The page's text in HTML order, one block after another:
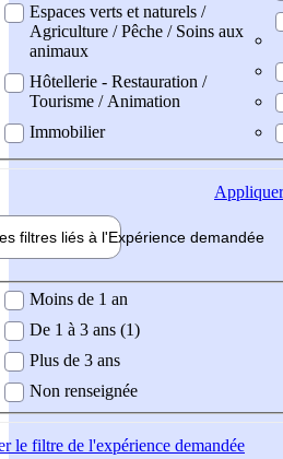
Espaces verts et naturels /
Agriculture / Pêche / Soins aux
animaux
Hôtellerie - Restauration /
Tourisme / Animation
Immobilier
Appliquer
filtres liés à l'Expérience demandée
demandée
Moins de 1 an
De 1 à 3 ans (1)
Plus de 3 ans
Non renseignée
le filtre de l'expérience demandée